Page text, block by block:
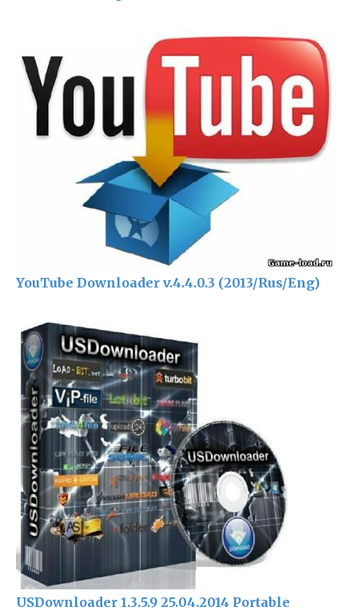
YouTube Downloader v.4.4.0.3 (2013/Rus/Eng)
USDownloader 1.3.5.9 25.04.2014 Portable